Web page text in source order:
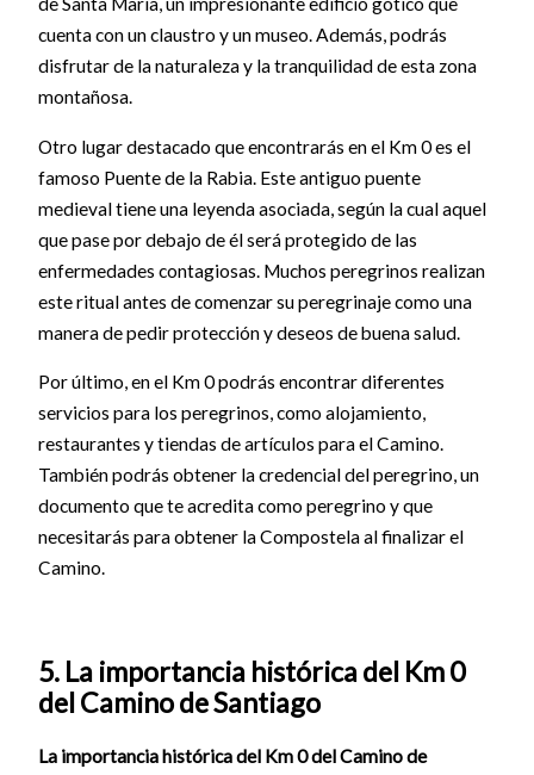
cuenta con un claustro y un museo. Además, podrás
disfrutar de la naturaleza y la tranquilidad de esta zona
montañosa.
Otro lugar destacado que encontrarás en el Km 0 es el
famoso Puente de la Rabia. Este antiguo puente
medieval tiene una leyenda asociada, según la cual aquel
que pase por debajo de él será protegido de las
enfermedades contagiosas. Muchos peregrinos realizan
este ritual antes de comenzar su peregrinaje como una
manera de pedir protección y deseos de buena salud.
Por último, en el Km 0 podrás encontrar diferentes
servicios para los peregrinos, como alojamiento,
restaurantes y tiendas de artículos para el Camino.
También podrás obtener la credencial del peregrino, un
documento que te acredita como peregrino y que
necesitarás para obtener la Compostela al finalizar el
Camino.
5. La importancia histórica del Km 0
del Camino de Santiago
La importancia histórica del Km 0 del Camino de